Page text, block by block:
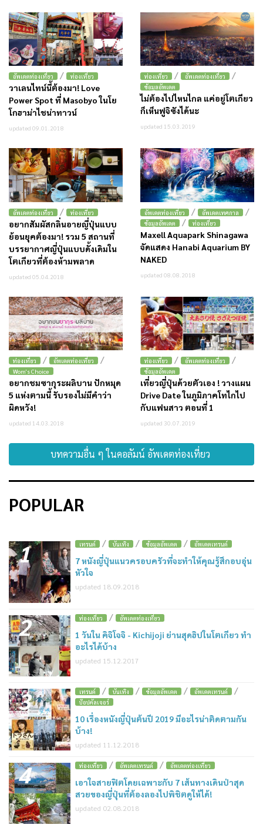
อัพเดตท่องเที่ยว / ท่องเที่ยว
วาเลนไทน์นี้ต้องมา! Love
Power Spot ที่ Masobyo ในโย
โกฮาม่าไชน่าทาวน์
updated 09.01.2018
ท่องเที่ยว / อัพเดตท่องเที่ยว /
ข้อมูลอัพเดต
ไม่ต้องไปไหนไกล แค่อยู่โตเกียว
ก็เห็นฟูจิซังได้นะ
updated 15.03.2019
อัพเดตท่องเที่ยว / ท่องเที่ยว
อยากสัมผัสกลิ่นอายญี่ปุ่นแบบ
ย้อนยุคต้องมา! รวม 5 สถานที่
บรรยากาศญี่ปุ่นแบบดั้งเดิมใน
โตเกียวที่ต้องห้ามพลาด
updated 05.04.2018
อัพเดตท่องเที่ยว / อัพเดตเทศกาล /
ข้อมูลอัพเดต / ท่องเที่ยว
Maxell Aquapark Shinagawa
จัดแสดง Hanabi Aquarium BY
NAKED
updated 08.08.2018
ท่องเที่ยว / อัพเดตท่องเที่ยว /
Wom's Choice
อยากชมซากุระผลิบาน ปักหมุด
5 แห่งตามนี้ รับรองไม่มีคำว่า
ผิดหวัง!
updated 14.03.2018
ท่องเที่ยว / อัพเดตท่องเที่ยว /
ข้อมูลอัพเดต
เที่ยวญี่ปุ่นด้วยตัวเอง ! วางแผน
Drive Date ในภูมิภาคโทไกไป
กับแฟนสาว ตอนที่ 1
updated 30.07.2019
บทความอื่น ๆ ในคอลัมน์ อัพเดตท่องเที่ยว
POPULAR
1 เทรนด์ / บันเทิง / ข้อมูลอัพเดต / อัพเดตเทรนด์
7 หนังญี่ปุ่นแนวครอบครัวที่จะทำให้คุณรู้สึกอบอุ่น
หัวใจ
updated 18.09.2018
2 ท่องเที่ยว / อัพเดตท่องเที่ยว
1 วันใน คิจิโจจิ - Kichijoji ย่านสุดฮิปในโตเกียว ทำ
อะไรได้บ้าง
updated 15.12.2017
3 เทรนด์ / บันเทิง / ข้อมูลอัพเดต / อัพเดตเทรนด์ /
ป๊อปคัลเจอร์
10 เรื่องหนังญี่ปุ่นต้นปี 2019 มีอะไรน่าติดตามกัน
บ้าง!
updated 11.12.2018
4 ท่องเที่ยว / อัพเดตเทรนด์ / อัพเดตท่องเที่ยว
เอาใจสายฟิตโดยเฉพาะกับ 7 เส้นทางเดินป่าสุด
สวยของญี่ปุ่นที่ต้องลองไปพิชิตดูให้ได้!
updated 02.08.2018